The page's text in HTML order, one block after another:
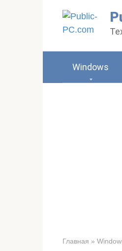
Windows
Главная »